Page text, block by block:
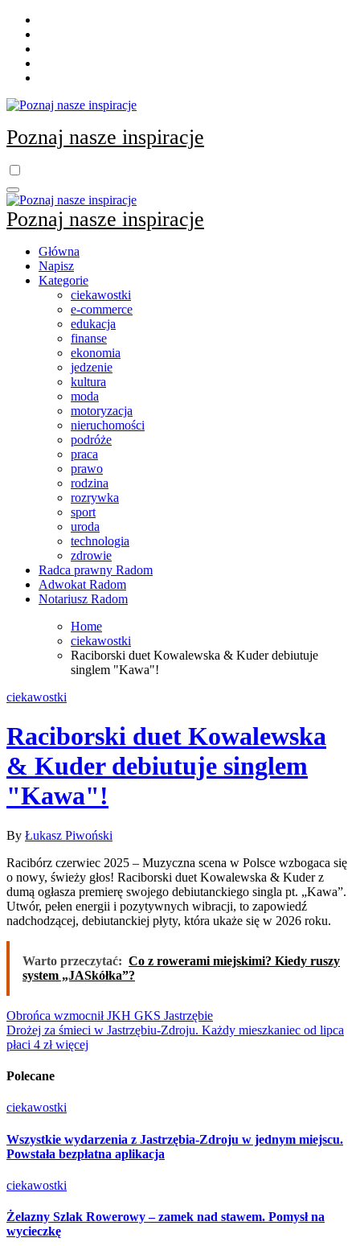
Skip
content
Poznaj nasze inspiracje
Poznaj nasze inspiracje
Główna
Napisz
Kategorie
ciekawostki
e-commerce
edukacja
finanse
ekonomia
jedzenie
kultura
moda
motoryzacja
nieruchomości
podróże
praca
prawo
rodzina
rozrywka
sport
uroda
technologia
zdrowie
Radca prawny Radom
Adwokat Radom
Notariusz Radom
Home
ciekawostki
Raciborski duet Kowalewska & Kuder debiutuje
singlem "Kawa"!
ciekawostki
Raciborski duet Kowalewska
& Kuder debiutuje singlem
"Kawa"!
By Łukasz Piwoński
Racibórz czerwiec 2025 – Muzyczna scena w Polsce wzbogaca się
o nowy, świeży głos! Raciborski duet Kowalewska & Kuder z
dumą ogłasza premierę swojego debiutanckiego singla pt. „Kawa”.
Utwór, pełen energii i pozytywnych wibracji, to zapowiedź
nadchodzącej, debiutanckiej płyty, która ukaże się w 2026 roku.
Warto przeczytać: Co z rowerami miejskimi? Kiedy ruszy
system „JASkółka”?
Nawigacja
wpisu
Obrońca wzmocnił JKH GKS Jastrzębie
Drożej za śmieci w Jastrzębiu-Zdroju. Każdy mieszkaniec od lipca
płaci 4 zł więcej
Polecane
ciekawostki
Wszystkie wydarzenia z Jastrzębia-Zdroju w jednym miejscu.
Powstała bezpłatna aplikacja
ciekawostki
Żelazny Szlak Rowerowy – zamek nad stawem. Pomysł na
wycieczkę